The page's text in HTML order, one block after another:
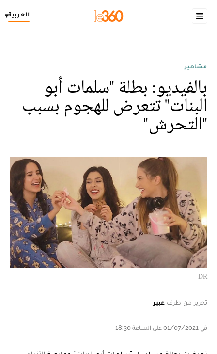
العربية▾
مشاهير
بالفيديو: بطلة "سلمات أبو
البنات" تتعرض للهجوم بسبب
"التحرش"
DR
تحرير من طرف عبير
في 01/07/2021 على الساعة 18:30